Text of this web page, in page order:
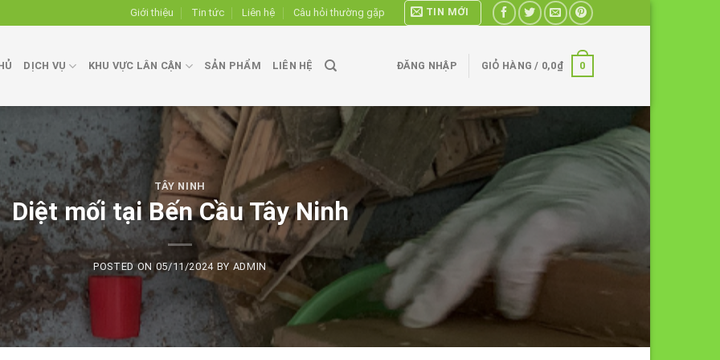
Giới thiệu Tin tức Liên hệ Câu hỏi thường gặp TIN MỚI
DỊCH VỤ KHU VỰC LÂN CẬN SẢN PHẨM LIÊN HỆ ĐĂNG NHẬP GIỎ HÀNG / 0,0₫ 0
TÂY NINH
Diệt mối tại Bến Cầu Tây Ninh
POSTED ON05/11/2024 BY ADMIN